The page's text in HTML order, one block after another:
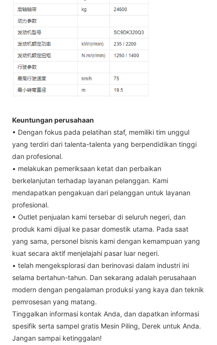
Keuntungan perusahaan
• Dengan fokus pada pelatihan staf, memiliki tim unggul
yang terdiri dari talenta-talenta yang berpendidikan tinggi
dan profesional.
• melakukan pemeriksaan ketat dan perbaikan
berkelanjutan terhadap layanan pelanggan. Kami
mendapatkan pengakuan dari pelanggan untuk layanan
profesional.
• Outlet penjualan kami tersebar di seluruh negeri, dan
produk kami dijual ke pasar domestik utama. Pada saat
yang sama, personel bisnis kami dengan kemampuan yang
kuat secara aktif menjelajahi pasar luar negeri.
• telah mengeksplorasi dan berinovasi dalam industri ini
selama bertahun-tahun. Dan sekarang adalah perusahaan
modern dengan pengalaman produksi yang kaya dan teknik
pemrosesan yang matang.
Tinggalkan informasi kontak Anda, dan dapatkan informasi
spesifik serta sampel gratis Mesin Piling, Derek untuk Anda.
Jangan sampai ketinggalan!